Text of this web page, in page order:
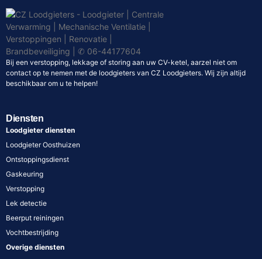
Bij een verstopping, lekkage of storing aan uw CV-ketel, aarzel niet om
contact op te nemen met de loodgieters van CZ Loodgieters. Wij zijn altijd
beschikbaar om u te helpen!
Diensten
Loodgieter diensten
Loodgieter Oosthuizen
Ontstoppingsdienst
Gaskeuring
Verstopping
Lek detectie
Beerput reiningen
Vochtbestrijding
Overige diensten